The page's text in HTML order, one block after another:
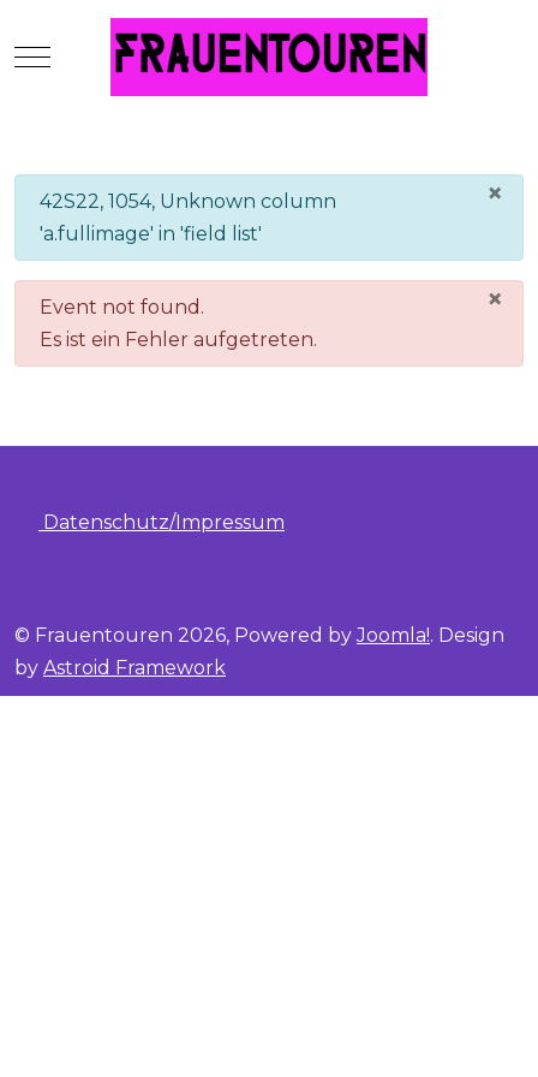
Mobile Menu Toggle
×
info
42S22, 1054, Unknown column
'a.fullimage' in 'field list'
×
danger
Event not found.
Es ist ein Fehler aufgetreten.
Datenschutz/Impressum
© Frauentouren 2026, Powered byJoomla!. Design
by Astroid Framework